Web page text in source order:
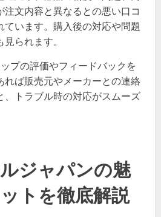
文内容と異なるとの悪い口コ
ています。購入後の対応や問題
られます。
プの評価やフィードバックを
れば販売元やメーカーとの連絡
、トラブル時の対応がスムーズ
ジャパンの魅
トを徹底解説